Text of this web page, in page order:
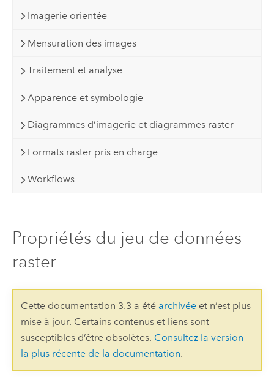
Imagerie orientée
Mensuration des images
Traitement et analyse
Apparence et symbologie
Diagrammes d’imagerie et diagrammes raster
Formats raster pris en charge
Workflows
Propriétés du jeu de données
raster
Cette documentation 3.3 a été archivéeet n’est plus
mise à jour. Certains contenus et liens sont
susceptibles d’être obsolètes. Consultez la version
la plus récente de la documentation.